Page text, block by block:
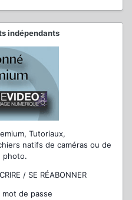
indépendants
Tutoriaux,
natifs de caméras ou de
photo.
/ SE RÉABONNER
mot de passe